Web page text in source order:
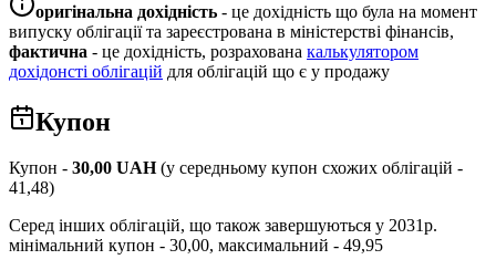
оригінальна дохідність - це дохідність що була на момент
випуску облігації та зареєстрована в міністерстві фінансів,
фактична - це дохідність, розрахована калькулятором
дохідонсті облігацій для облігацій що є у продажу
Купон
Купон - 30,00 UAH (у середньому купон схожих облігацій -
41,48)
Серед інших облігацій, що також завершуються у 2031р.
мінімальний купон - 30,00, максимальний - 49,95